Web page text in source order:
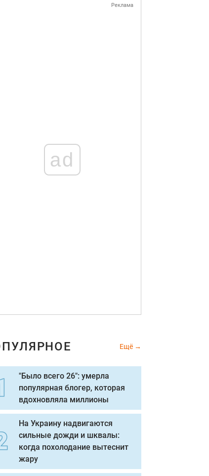
Реклама
ad
Ещё
"Было всего 26": умерла
популярная блогер, которая
вдохновляла миллионы
На Украину надвигаются
сильные дожди и шквалы:
когда похолодание вытеснит
жару